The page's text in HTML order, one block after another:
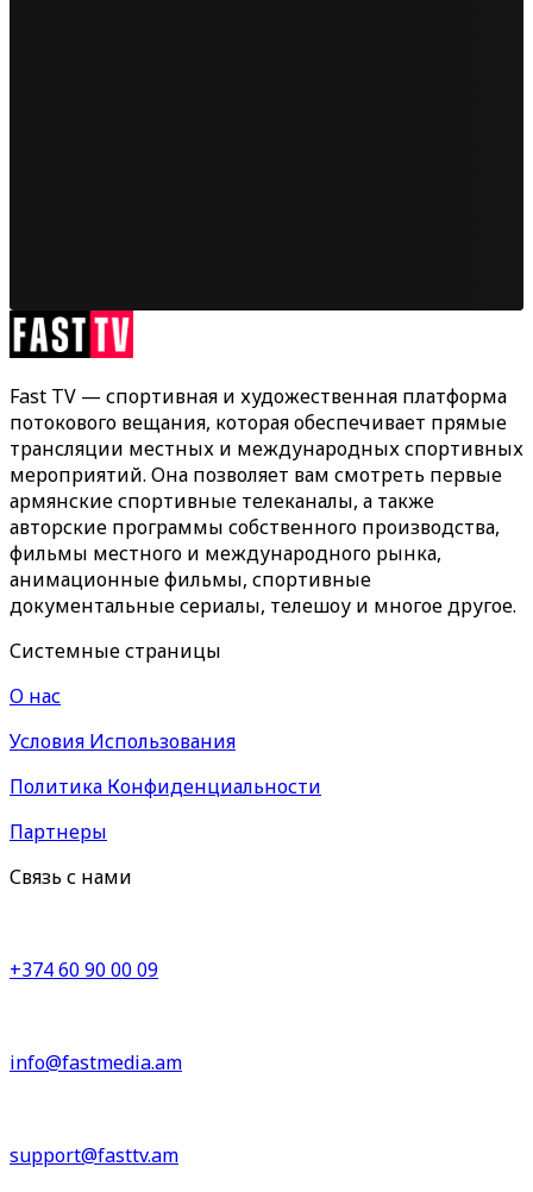
Fast TV — спортивная и художественная платформа
потокового вещания, которая обеспечивает прямые
трансляции местных и международных спортивных
мероприятий. Она позволяет вам смотреть первые
армянские спортивные телеканалы, а также
авторские программы собственного производства,
фильмы местного и международного рынка,
анимационные фильмы, спортивные
документальные сериалы, телешоу и многое другое.
Системные страницы
О нас
Условия Использования
Политика Конфиденциальности
Партнеры
Связь с нами
+374 60 90 00 09
info@fastmedia.am
support@fasttv.am